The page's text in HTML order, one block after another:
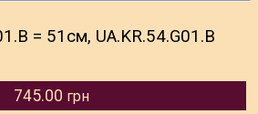
= 51см, UA.KR.54.G01.B
745.00 грн